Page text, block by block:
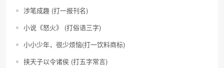
涉笔成趣 (打一报刊名)
小说《怒火》 (打俗语三字)
小小少年，很少烦恼(打一饮料商标)
挟天子以令诸侯 (打五字常言)